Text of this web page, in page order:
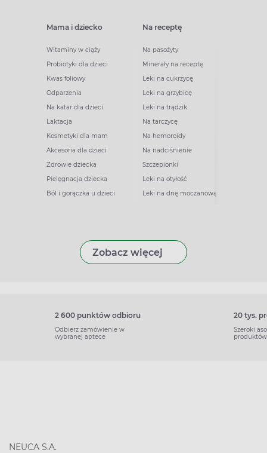
Mama i dziecko
Witaminy w ciąży
Probiotyki dla dzieci
Kwas foliowy
Odparzenia
Na katar dla dzieci
Laktacja
Kosmetyki dla mam
Akcesoria dla dzieci
Zdrowie dziecka
Pielęgnacja dziecka
Ból i gorączka u dzieci
Na receptę
Na pasożyty
Minerały na receptę
Leki na cukrzycę
Leki na grzybicę
Leki na trądzik
Na tarczycę
Na hemoroidy
Na nadciśnienie
Szczepionki
Leki na otyłość
Leki na dnę moczanową
Zobacz więcej
2 600 punktów odbioru
Odbierz zamówienie w
wybranej aptece
20 tys.
Szeroki
produktów
NEUCA S.A.